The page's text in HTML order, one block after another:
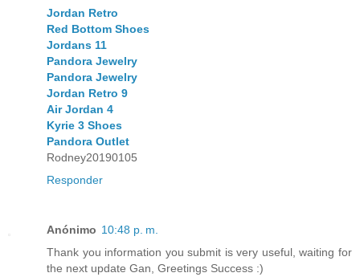
Jordan Retro
Red Bottom Shoes
Jordans 11
Pandora Jewelry
Pandora Jewelry
Jordan Retro 9
Air Jordan 4
Kyrie 3 Shoes
Pandora Outlet
Rodney20190105
Responder
Anónimo 10:48 p. m.
Thank you information you submit is very useful, waiting for
the next update Gan, Greetings Success :)